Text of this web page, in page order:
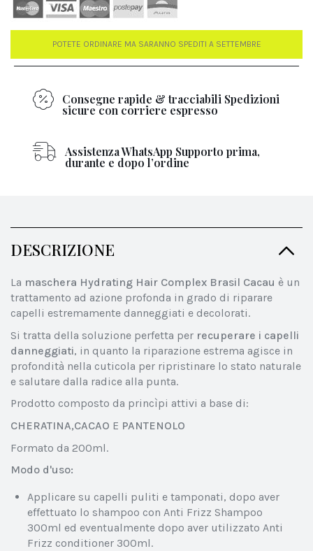
POTETE ORDINARE MA SARANNO SPEDITI A SETTEMBRE
Consegne rapide & tracciabili Spedizioni
sicure con corriere espresso
Assistenza WhatsApp Supporto prima,
durante e dopo l’ordine
DESCRIZIONE
La maschera Hydrating Hair Complex Brasil Cacau è un
trattamento ad azione profonda in grado di riparare
capelli estremamente danneggiati e decolorati.
Si tratta della soluzione perfetta per recuperare i capelli
danneggiati, in quanto la riparazione estrema agisce in
profondità nella cuticola per ripristinare lo stato naturale
e salutare dalla radice alla punta.
Prodotto composto da princìpi attivi a base di:
CHERATINA,CACAO E PANTENOLO
Formato da 200ml.
Modo d'uso:
Applicare su capelli puliti e tamponati, dopo aver
effettuato lo shampoo con Anti Frizz Shampoo
300ml ed eventualmente dopo aver utilizzato Anti
Frizz conditioner 300ml.